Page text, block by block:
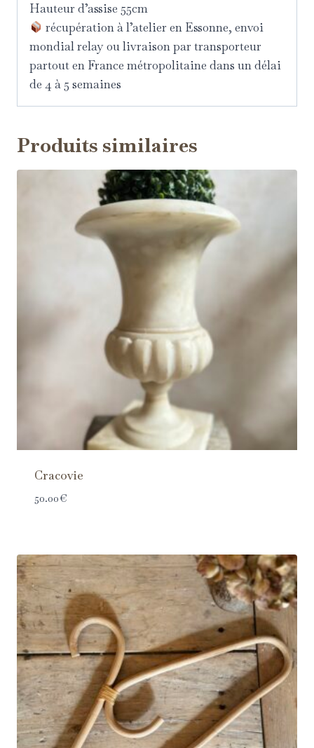
Hauteur d’assise 55cm
récupération à l’atelier en Essonne, envoi
mondial relay ou livraison par transporteur
partout en France métropolitaine dans un délai
de 4 à 5 semaines
Produits similaires
Cracovie
50.00€